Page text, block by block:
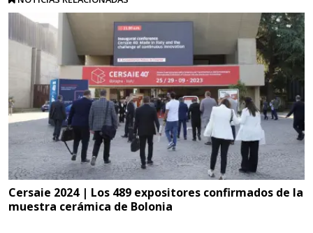
Cersaie 2024 | Los 489 expositores confirmados de la
muestra cerámica de Bolonia